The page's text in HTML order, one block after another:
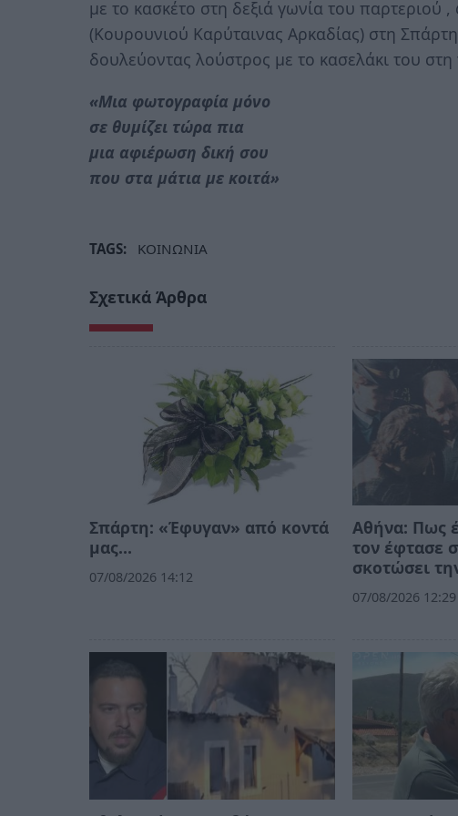
με το κασκέτο στη δεξιά γωνία του
(Κουρουνιού Καρύταινας Αρκαδίας) στη
δουλεύοντας λούστρος με το κασελάκι του
«Μια φωτογραφία μόνο
σε θυμίζει τώρα πια
μια αφιέρωση δική σου
που στα μάτια με κοιτά»
TAGS: ΚΟΙΝΩΝΙΑ
Σχετικά Άρθρα
Σπάρτη: «Έφυγαν» από κοντά
μας…
07/08/2026 14:12
Αθήνα: Πως
τον έφτασε
σκοτώσει
07/08/2026 12:29